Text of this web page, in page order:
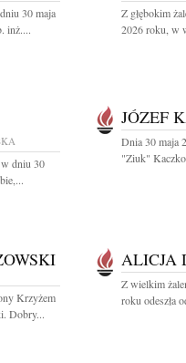
30 maja
inż....
Z głębokim
2026 roku, w
dniu 30
JÓZEF
Dnia 30 maja
"Ziuk"
Krzyżem
Dobry...
ALICJA
Z wielkim
roku odeszła